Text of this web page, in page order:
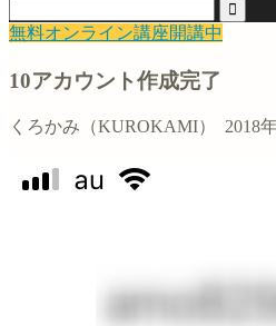
無料オンライン講座開講中
10アカウント作成完了
くろかみ（KUROKAMI） 2018